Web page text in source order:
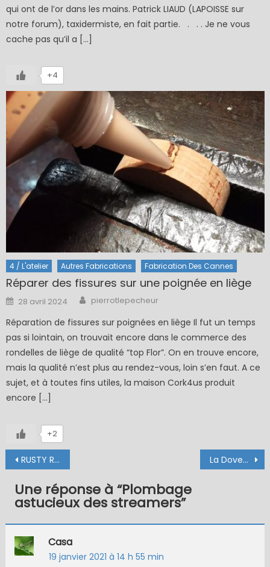
qui ont de l’or dans les mains. Patrick LIAUD (LAPOISSE sur
notre forum), taxidermiste, en fait partie. . . . Je ne vous
cache pas qu’il a […]
+4
4 / L'atelier Autres Fabrications Fabrication Des Cannes
Réparer des fissures sur une poignée en liège
Posted
on
28 avril 2024 Author
pierrotlepecheur
Réparation de fissures sur poignées en liège Il fut un temps
pas si lointain, on trouvait encore dans le commerce des
rondelles de liège de qualité “top Flor”. On en trouve encore,
mais la qualité n’est plus au rendez-vous, loin s’en faut. A ce
sujet, et à toutes fins utiles, la maison Cork4us produit
encore […]
+2
Navigation
de
l’article
RUSTY RAT La Dovey Black and Orange
Une réponse à “Plombage
astucieux des streamers”
Casa
19 janvier 2021 à 14 h 55 min